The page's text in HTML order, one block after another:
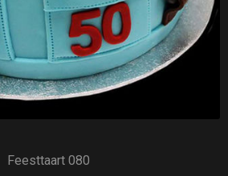
Feesttaart 080